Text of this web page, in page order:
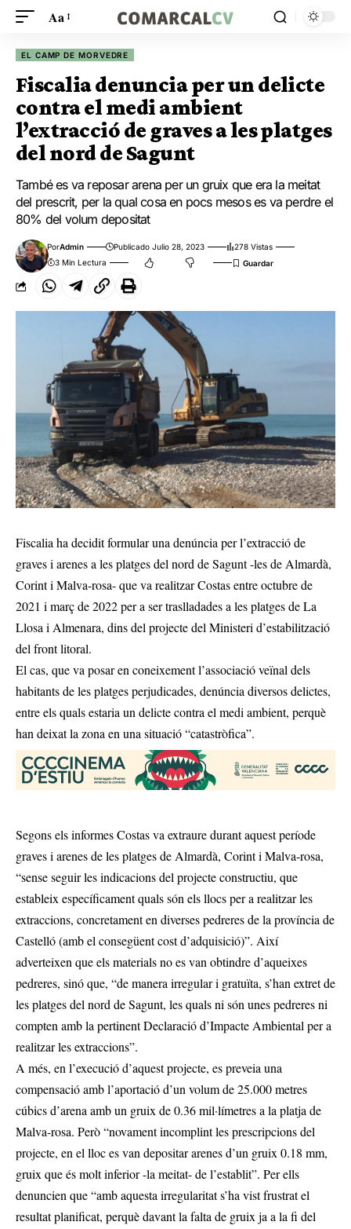
Aa
EL CAMP DE MORVEDRE
Fiscalia denuncia per un delicte
contra el medi ambient
l’extracció de graves a les platges
del nord de Sagunt
També es va reposar arena per un gruix que era la meitat
del prescrit, per la qual cosa en pocs mesos es va perdre el
80% del volum depositat
PorAdmin Publicado Julio 28, 2023
278 Vistas
3 Min Lectura
Fiscalia ha decidit formular una denúncia per l’extracció de
graves i arenes a les platges del nord de Sagunt -les de Almardà,
Corint i Malva-rosa- que va realitzar Costas entre octubre de
2021 i març de 2022 per a ser traslladades a les platges de La
Llosa i Almenara, dins del projecte del Ministeri d’estabilització
del front litoral.
El cas, que va posar en coneixement l’associació veïnal dels
habitants de les platges perjudicades, denúncia diversos delictes,
entre els quals estaria un delicte contra el medi ambient, perquè
han deixat la zona en una situació “catastròfica”.
Segons els informes Costas va extraure durant aquest període
graves i arenes de les platges de Almardà, Corint i Malva-rosa,
“sense seguir les indicacions del projecte constructiu, que
estableix específicament quals són els llocs per a realitzar les
extraccions, concretament en diverses pedreres de la província de
Castelló (amb el consegüent cost d’adquisició)”. Així
adverteixen que els materials no es van obtindre d’aqueixes
pedreres, sinó que, “de manera irregular i gratuïta, s’han extret de
les platges del nord de Sagunt, les quals ni són unes pedreres ni
compten amb la pertinent Declaració d’Impacte Ambiental per a
realitzar les extraccions”.
A més, en l’execució d’aquest projecte, es preveia una
compensació amb l’aportació d’un volum de 25.000 metres
cúbics d’arena amb un gruix de 0.36 mil·límetres a la platja de
Malva-rosa. Però “novament incomplint les prescripcions del
projecte, en el lloc es van depositar arenes d’un gruix 0.18 mm,
gruix que és molt inferior -la meitat- de l’establit”. Per ells
denuncien que “amb aquesta irregularitat s’ha vist frustrat el
resultat planificat, perquè davant la falta de gruix ja a la fi del